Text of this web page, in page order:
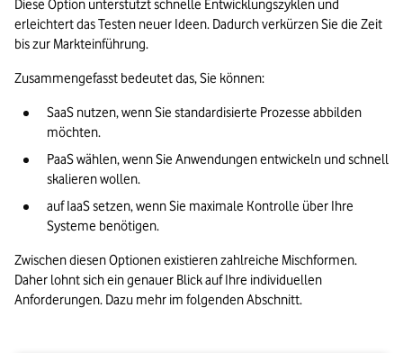
Diese Option unterstützt schnelle Entwicklungszyklen und
erleichtert das Testen neuer Ideen. Dadurch verkürzen Sie die Zeit
bis zur Markteinführung.
Zusammengefasst bedeutet das, Sie können:
SaaS nutzen, wenn Sie standardisierte Prozesse abbilden
möchten.
PaaS wählen, wenn Sie Anwendungen entwickeln und schnell
skalieren wollen.
auf IaaS setzen, wenn Sie maximale Kontrolle über Ihre
Systeme benötigen.
Zwischen diesen Optionen existieren zahlreiche Mischformen.
Daher lohnt sich ein genauer Blick auf Ihre individuellen
Anforderungen. Dazu mehr im folgenden Abschnitt.